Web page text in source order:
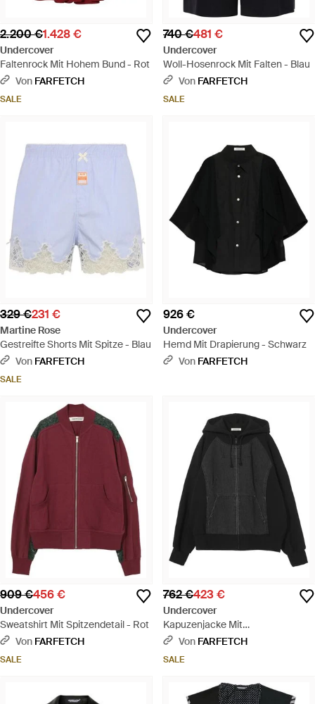
2.200 €1.428 €
Undercover
Faltenrock Mit Hohem Bund - Rot
Von FARFETCH
SALE
740 €481 €
Undercover
Woll-Hosenrock Mit Falten - Blau
Von FARFETCH
SALE
329 €231 €
Martine Rose
Gestreifte Shorts Mit Spitze - Blau
Von FARFETCH
SALE
926 €
Undercover
Hemd Mit Drapierung - Schwarz
Von FARFETCH
909 €456 €
Undercover
Sweatshirt Mit Spitzendetail - Rot
Von FARFETCH
SALE
762 €423 €
Undercover
Kapuzenjacke Mit
Jeanseinsätzen - Schwarz
Von FARFETCH
SALE